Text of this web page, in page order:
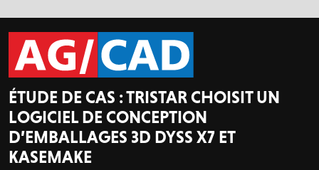
ÉTUDE DE CAS : TRISTAR CHOISIT UN
LOGICIEL DE CONCEPTION
D’EMBALLAGES 3D DYSS X7 ET
KASEMAKE